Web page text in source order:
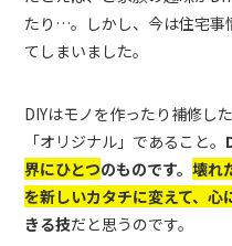
たり…。しかし、今は住宅事
てしまいました。
DIYはモノを作ったり補修し
「オリジナル」であること。
界にひとつのものです。壊れ
を新しいカタチに変えて、心
きる技だと思うのです。